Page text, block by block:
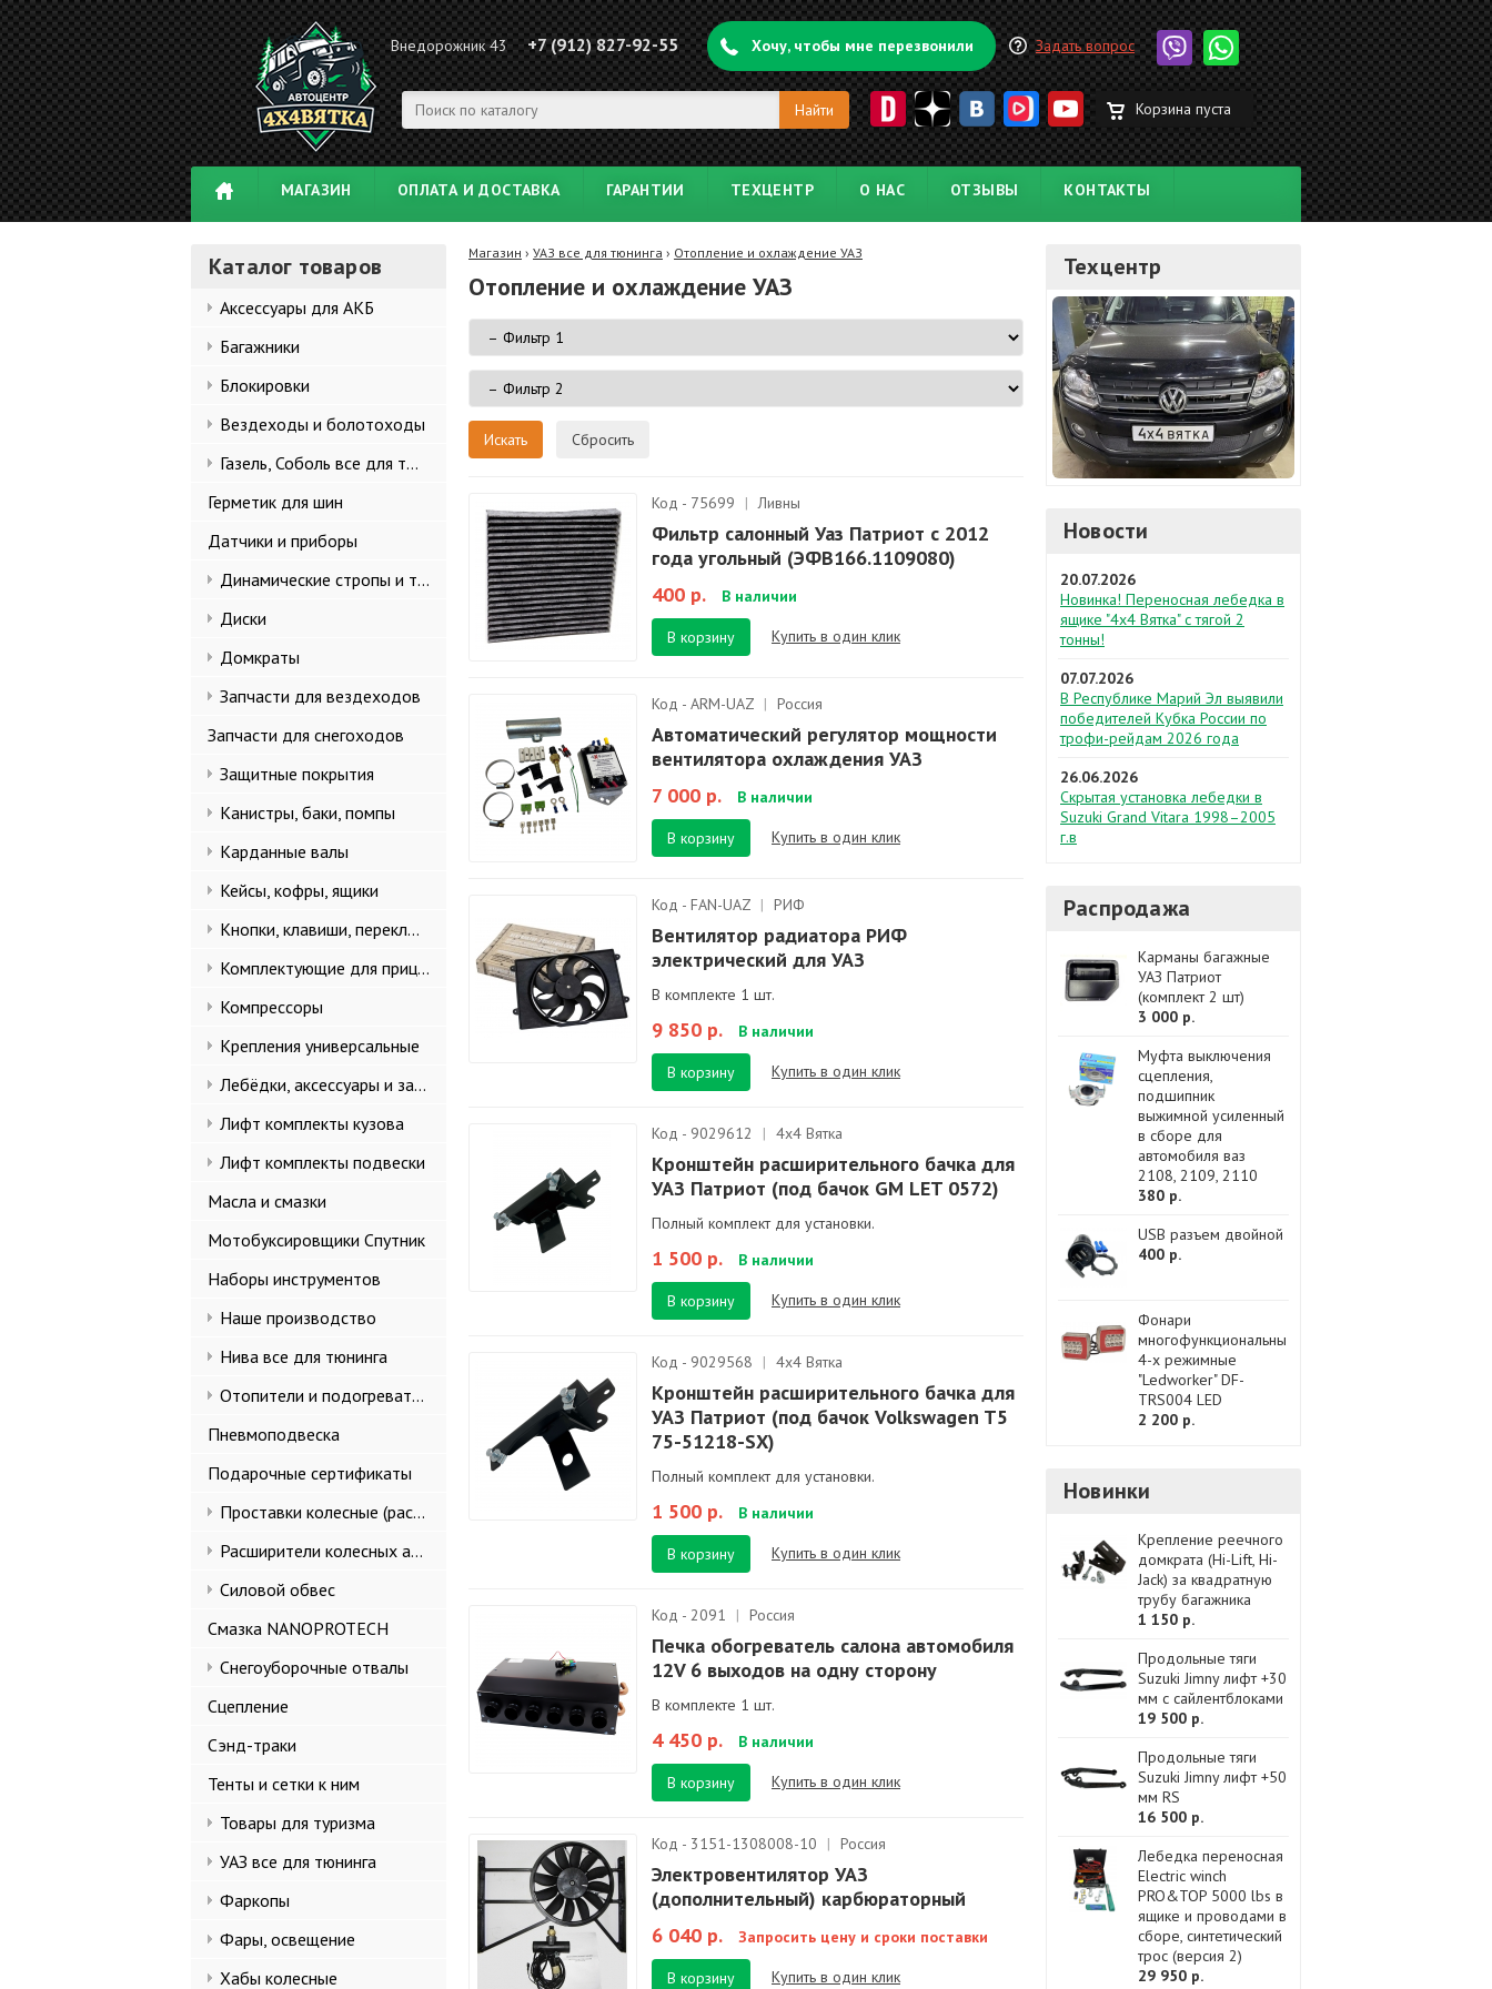
Внедорожник 43 +7 (912) 827-92-55 Хочу, чтобы мне перезвонили Задать вопрос
Корзина пуста
МАГАЗИН ОПЛАТА И ДОСТАВКА ГАРАНТИИ ТЕХЦЕНТР О НАС ОТЗЫВЫ КОНТАКТЫ
Каталог товаров
Аксессуары для АКБ
Багажники
Блокировки
Вездеходы и болотоходы
Газель, Соболь все для тюнинга
Герметик для шин
Датчики и приборы
Динамические стропы и такелаж
Диски
Домкраты
Запчасти для вездеходов
Запчасти для снегоходов
Защитные покрытия
Канистры, баки, помпы
Карданные валы
Кейсы, кофры, ящики
Кнопки, клавиши, переключатели
Комплектующие для прицепов
Компрессоры
Крепления универсальные
Лебёдки, аксессуары и запчасти
Лифт комплекты кузова
Лифт комплекты подвески
Масла и смазки
Мотобуксировщики Спутник
Наборы инструментов
Наше производство
Нива все для тюнинга
Отопители и подогреватели
Пневмоподвеска
Подарочные сертификаты
Проставки колесные (расширители колеи)
Расширители колесных арок и брызговики
Силовой обвес
Смазка NANOPROTECH
Снегоуборочные отвалы
Сцепление
Сэнд-траки
Тенты и сетки к ним
Товары для туризма
УАЗ все для тюнинга
Фаркопы
Фары, освещение
Хабы колесные
Магазин › УАЗ все для тюнинга › Отопление и охлаждение УАЗ
Отопление и охлаждение УАЗ
Сбросить
Код - 75699 | Ливны
Фильтр салонный Уаз Патриот с 2012
года угольный (ЭФВ166.1109080)
400 р.
В наличии
В корзину Купить в один клик
Код - ARM-UAZ | Россия
Автоматический регулятор мощности
вентилятора охлаждения УАЗ
7 000 р.
В наличии
В корзину Купить в один клик
Код - FAN-UAZ | РИФ
Вентилятор радиатора РИФ
электрический для УАЗ
В комплекте 1 шт.
9 850 р. В наличии
В корзину Купить в один клик
Код - 9029612 | 4х4 Вятка
Кронштейн расширительного бачка для
УАЗ Патриот (под бачок GM LET 0572)
Полный комплект для установки.
1 500 р. В наличии
В корзину Купить в один клик
Код - 9029568 | 4х4 Вятка
Кронштейн расширительного бачка для
УАЗ Патриот (под бачок Volkswagen T5
75-51218-SX)
Полный комплект для установки.
1 500 р. В наличии
В корзину Купить в один клик
Код - 2091 | Россия
Печка обогреватель салона автомобиля
12V 6 выходов на одну сторону
В комплекте 1 шт.
4 450 р. В наличии
В корзину Купить в один клик
Код - 3151-1308008-10 | Россия
Электровентилятор УАЗ
(дополнительный) карбюраторный
6 040 р.
Запросить цену и сроки поставки
В корзину Купить в один клик
Техцентр
Новости
20.07.2026
Новинка! Переносная лебедка в
ящике "4х4 Вятка" с тягой 2
тонны!
07.07.2026
В Республике Марий Эл выявили
победителей Кубка России по
трофи-рейдам 2026 года
26.06.2026
Скрытая установка лебедки в
Suzuki Grand Vitara 1998–2005
г.в
Распродажа
Карманы багажные
УАЗ Патриот
(комплект 2 шт)
3 000 р.
Муфта выключения
сцепления,
подшипник
выжимной усиленный
в сборе для
автомобиля ваз
2108, 2109, 2110
380 р.
USB разъем двойной
400 р.
Фонари
многофункциональные
4-х режимные
"Ledworker" DF-
TRS004 LED
2 200 р.
Новинки
Крепление реечного
домкрата (Hi-Lift, Hi-
Jack) за квадратную
трубу багажника
1 150 р.
Продольные тяги
Suzuki Jimny лифт +30
мм с сайлентблоками
19 500 р.
Продольные тяги
Suzuki Jimny лифт +50
мм RS
16 500 р.
Лебедка переносная
Electric winch
PRO&TOP 5000 lbs в
ящике и проводами в
сборе, синтетический
трос (версия 2)
29 950 р.